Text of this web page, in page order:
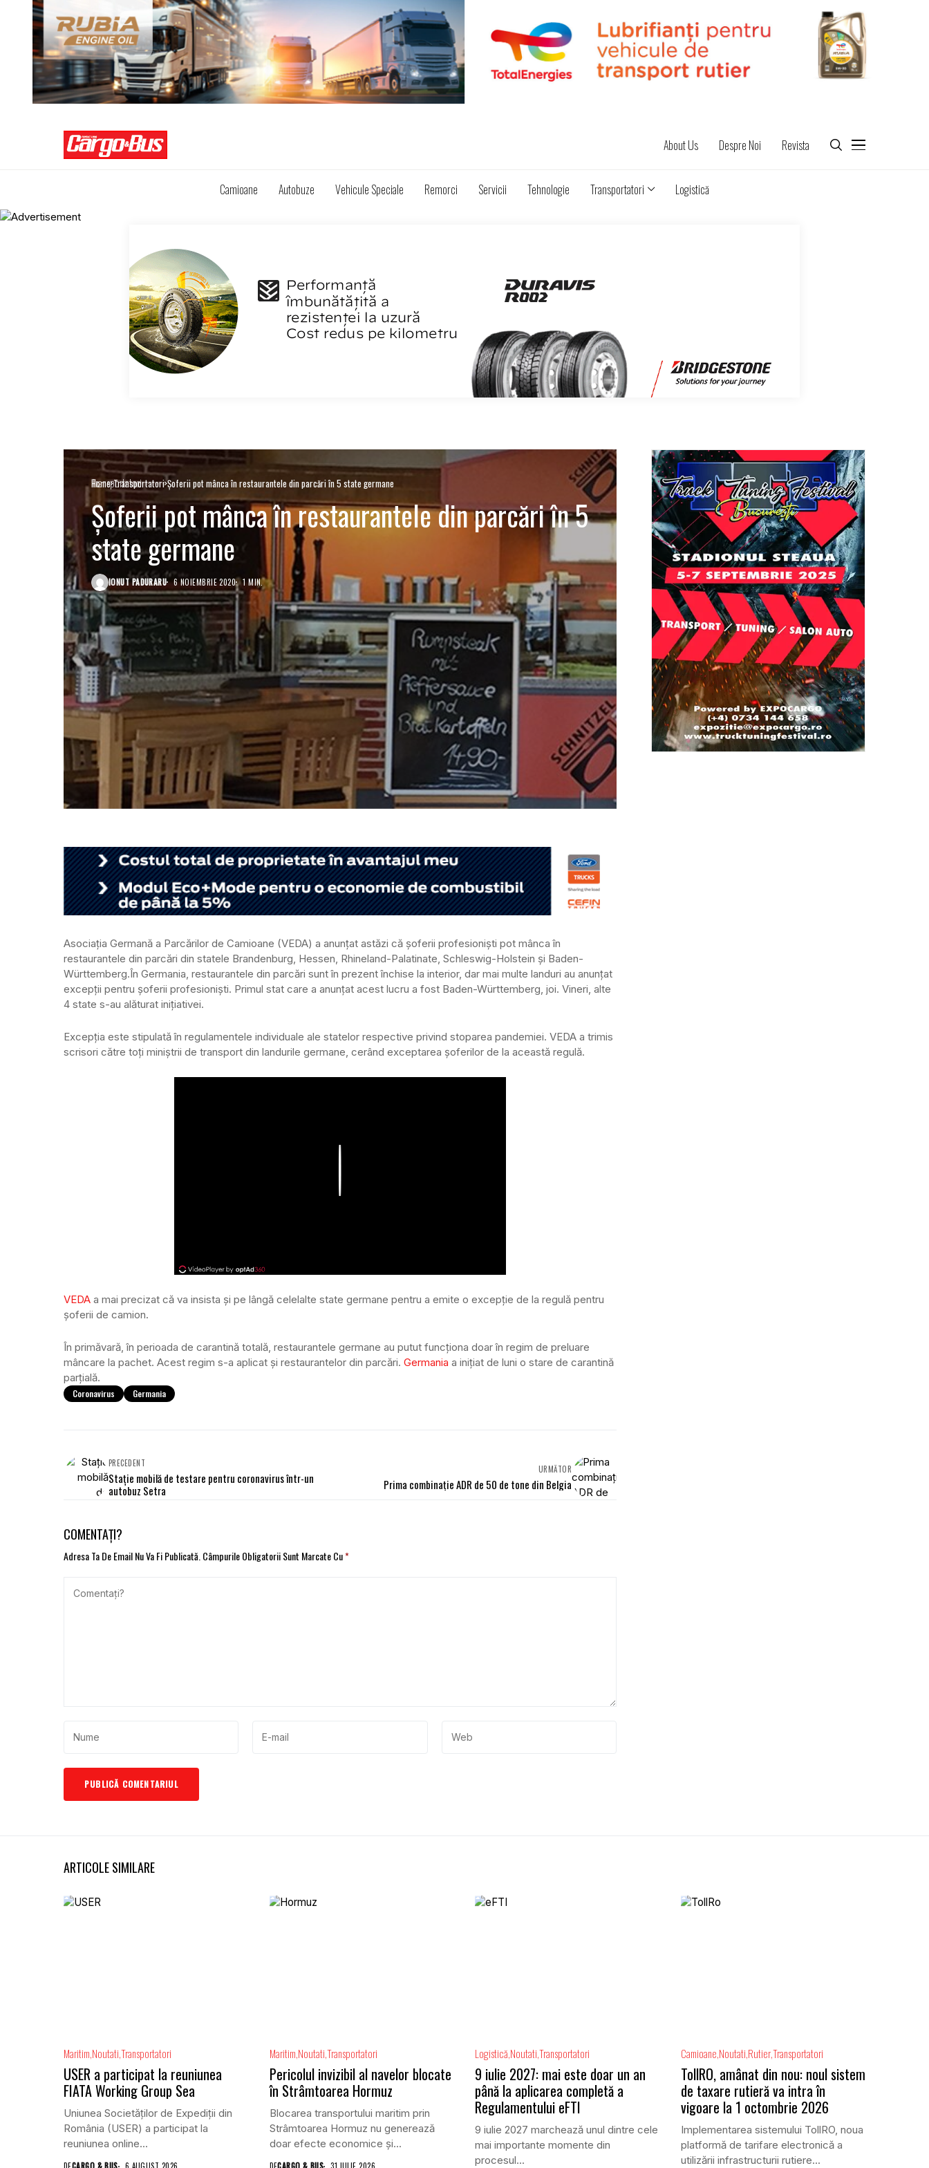
About Us Despre Noi Revista
Camioane Autobuze Vehicule Speciale Remorci Servicii Tehnologie Transportatori Logistică
Home Transportatori Șoferii pot mânca în restaurantele din parcări în 5 state germane
Transportatori
Șoferii pot mânca în restaurantele din parcări în 5
state germane
IONUT PADURARU 6 NOIEMBRIE 2020 1 MIN.
Asociația Germană a Parcărilor de Camioane (VEDA) a anunțat astăzi că șoferii profesioniști pot mânca în
restaurantele din parcări din statele Brandenburg, Hessen, Rhineland-Palatinate, Schleswig-Holstein și Baden-
Württemberg.În Germania, restaurantele din parcări sunt în prezent închise la interior, dar mai multe landuri au anunțat
excepții pentru șoferii profesioniști. Primul stat care a anunțat acest lucru a fost Baden-Württemberg, joi. Vineri, alte
4 state s-au alăturat inițiativei.
Excepția este stipulată în regulamentele individuale ale statelor respective privind stoparea pandemiei. VEDA a trimis
scrisori către toți miniștrii de transport din landurile germane, cerând exceptarea șoferilor de la această regulă.
VEDA a mai precizat că va insista și pe lângă celelalte state germane pentru a emite o excepție de la regulă pentru
șoferii de camion.
În primăvară, în perioada de carantină totală, restaurantele germane au putut funcționa doar în regim de preluare
mâncare la pachet. Acest regim s-a aplicat și restaurantelor din parcări. Germania a inițiat de luni o stare de carantină
parțială.
Coronavirus Germania
PRECEDENT
Stație mobilă de testare pentru coronavirus într-un
autobuz Setra
URMĂTOR
Prima combinație ADR de 50 de tone din Belgia
COMENTAȚI?
Adresa Ta De Email Nu Va Fi Publicată. Câmpurile Obligatorii Sunt Marcate Cu*
ARTICOLE SIMILARE
Maritim NoutatiTransportatori
USER a participat la reuniunea
FIATA Working Group Sea
Uniunea Societăților de Expediții din
România (USER) a participat la
reuniunea online...
Maritim NoutatiTransportatori
Pericolul invizibil al navelor blocate
în Strâmtoarea Hormuz
Blocarea transportului maritim prin
Strâmtoarea Hormuz nu generează
doar efecte economice și...
Logistică NoutatiTransportatori
9 iulie 2027: mai este doar un an
până la aplicarea completă a
Regulamentului eFTI
9 iulie 2027 marchează unul dintre cele
mai importante momente din
procesul...
Camioane Noutati RutierTransportatori
TollRO, amânat din nou: noul sistem
de taxare rutieră va intra în
vigoare la 1 octombrie 2026
Implementarea sistemului TollRO, noua
platformă de tarifare electronică a
utilizării infrastructurii rutiere...